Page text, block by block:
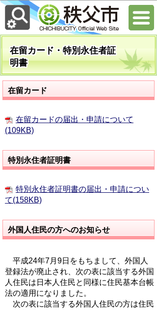
在留カード・特別永住者証
明書
在留カード
在留カードの届出・申請について
(109KB)
特別永住者証明書
特別永住者証明書の届出・申請につい
て(158KB)
外国人住民の方へのお知らせ
平成24年7月9日をもちまして、外国人
登録法が廃止され、次の表に該当する外国
人住民は日本人住民と同様に住民基本台帳
法の適用になりました。
次の表に該当する外国人住民の方は住民